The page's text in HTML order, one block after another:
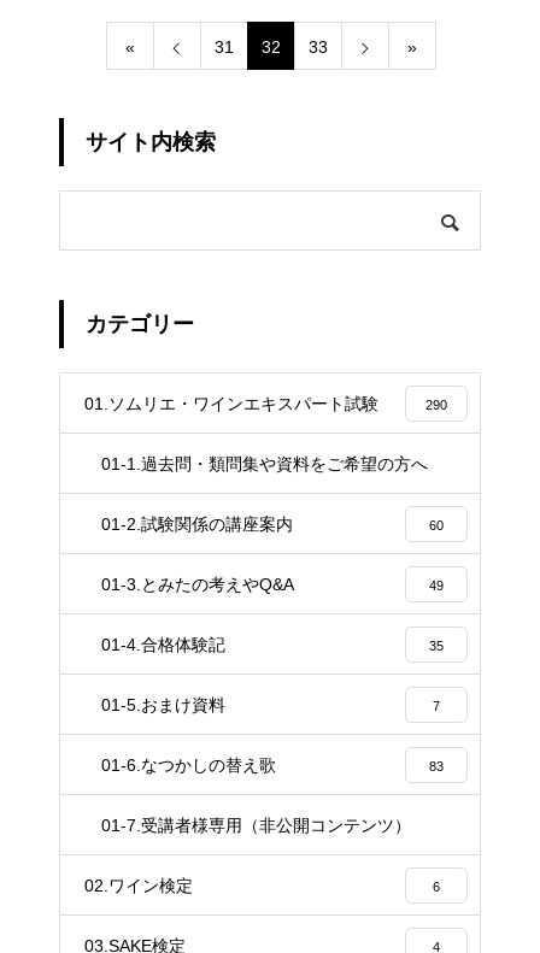
« 31 32 33 »
サイト内検索
カテゴリー
01.ソムリエ・ワインエキスパート試験 290
01-1.過去問・類問集や資料をご希望の方へ
01-2.試験関係の講座案内 60
01-3.とみたの考えやQ&A 49
01-4.合格体験記 35
01-5.おまけ資料 7
01-6.なつかしの替え歌 83
01-7.受講者様専用（非公開コンテンツ）
02.ワイン検定 6
03.SAKE検定 4